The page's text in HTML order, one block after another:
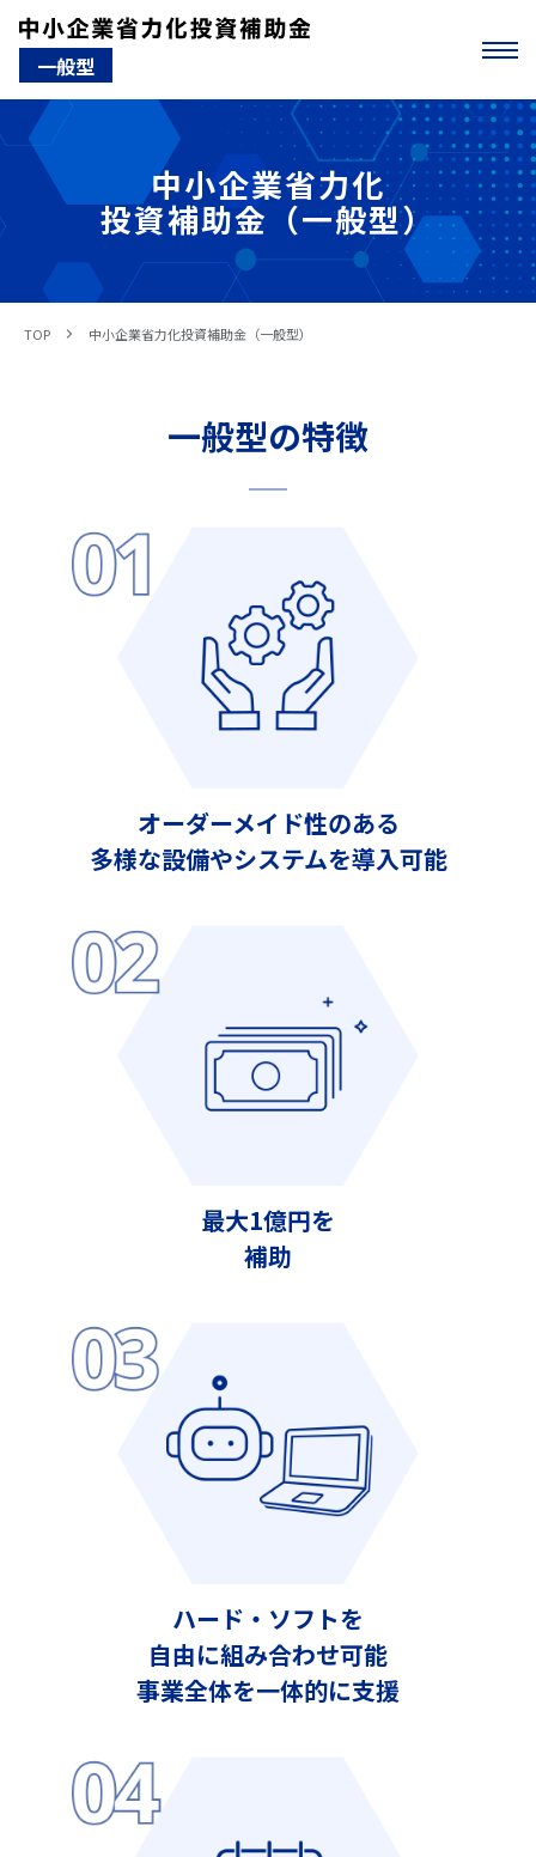
一般型
中小企業省力化
投資補助金（一般型）
TOP 中小企業省力化投資補助金（一般型）
一般型の特徴
オーダーメイド性のある
多様な設備やシステムを導入可能
最大1億円を
補助
ハード・ソフトを
自由に組み合わせ可能
事業全体を一体的に支援